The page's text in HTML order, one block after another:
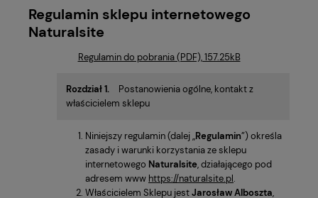
Regulamin sklepu internetowego
Naturalsite
Regulamin do pobrania (PDF), 157.25kB
Rozdział 1.
Postanowienia ogólne, kontakt z
właścicielem sklepu
Niniejszy regulamin (dalej „Regulamin”) określa
zasady i warunki korzystania ze sklepu
internetowego Naturalsite, działającego pod
adresem www https://naturalsite.pl.
Właścicielem Sklepu jestJarosław Alboszta,